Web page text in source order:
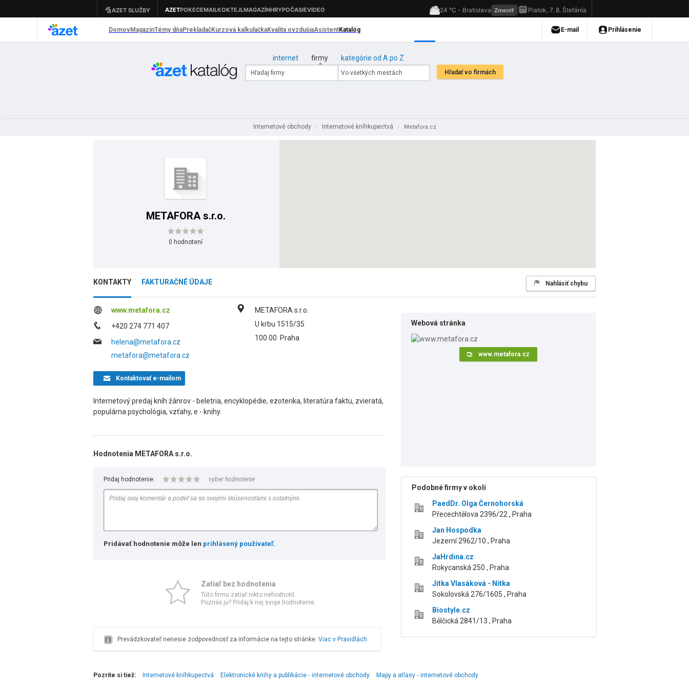
internet firmy kategórie od A po Z
Internetové obchody / Internetové kníhkupectvá / Metafora.cz
METAFORA s.r.o.
0 hodnotení
KONTAKTY FAKTURAČNÉ ÚDAJE Nahlásiť chybu
www.metafora.cz
+420 274 771 407
helena@metafora.cz
metafora@metafora.cz
METAFORA s.r.o.
U krbu 1515/35
100 00 Praha
Kontaktovaťe-mailom
Internetový predaj kníh žánrov - beletria, encyklopédie, ezoterika, literatúra faktu, zvieratá,
populárna psychológia, vzťahy, e - knihy.
Hodnotenia METAFORA s.r.o.
Pridaj hodnotenie: vyber hodnotenie
Pridávať hodnotenie môže len prihlásený používateľ.
Zatiaľ bez hodnotenia
Túto firmu zatiaľ nikto nehodnotil.
Poznáš ju? Pridaj k nej svoje hodnotenie.
Prevádzkovateľ nenesie zodpovednosť za informácie na tejto stránke. Viac v Pravidlách
Webová stránka
www.metafora.cz
Podobné firmy v okolí
PaedDr. Olga Černohorská
Přecechtělova 2396/22 , Praha
Jan Hospodka
Jezerní 2962/10 , Praha
JaHrdina.cz
Rokycanská 250 , Praha
Jitka Vlasáková - Nitka
Sokolovská 276/1605 , Praha
Biostyle.cz
Bělčická 2841/13 , Praha
Pozrite si tiež: Internetové kníhkupectvá Elektronické knihy a publikácie ‑ internetové obchody Mapy a atlasy ‑ internetové obchody